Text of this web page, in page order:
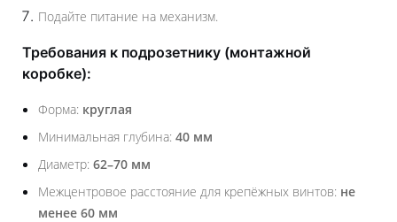
Подайте питание на механизм.
Требования к подрозетнику (монтажной
коробке):
Форма: круглая
Минимальная глубина: 40 мм
Диаметр: 62–70 мм
Межцентровое расстояние для крепёжных винтов: не
менее 60 мм